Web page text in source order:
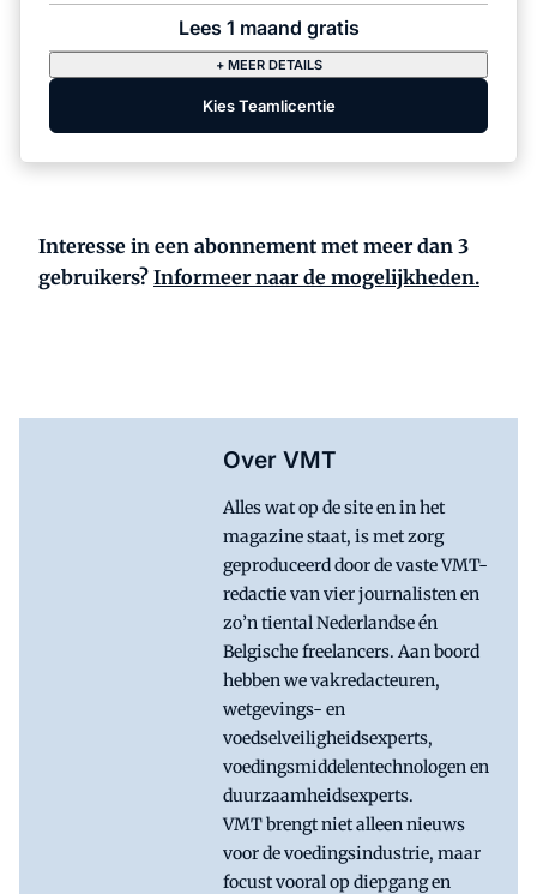
Lees 1 maand gratis
+ MEER DETAILS
Kies Teamlicentie
Interesse in een abonnement met meer dan 3
gebruikers? Informeer naar de mogelijkheden.
Over VMT
Alles wat op de site en in het
magazine staat, is met zorg
geproduceerd door de vaste VMT-
redactie van vier journalisten en
zo’n tiental Nederlandse én
Belgische freelancers. Aan boord
hebben we vakredacteuren,
wetgevings- en
voedselveiligheidsexperts,
voedingsmiddelentechnologen en
duurzaamheidsexperts.
VMT brengt niet alleen nieuws
voor de voedingsindustrie, maar
focust vooral op diepgang en